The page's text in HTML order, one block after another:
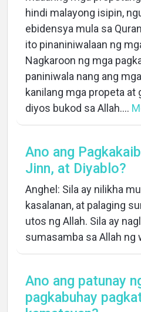
hindi malayong isipin,
ebidensya mula sa
ito pinaniniwalaan ng
Nagkaroon ng mga
paniniwala nang ang
kanilang mga propeta at
diyos bukod sa Allah....
Ano ang
Jinn, at Diyablo?
Anghel: Sila ay nilikha
kasalanan, at palaging
utos ng Allah. Sila ay
sumasamba sa Allah ng
Ano ang patunay
pagkabuhay